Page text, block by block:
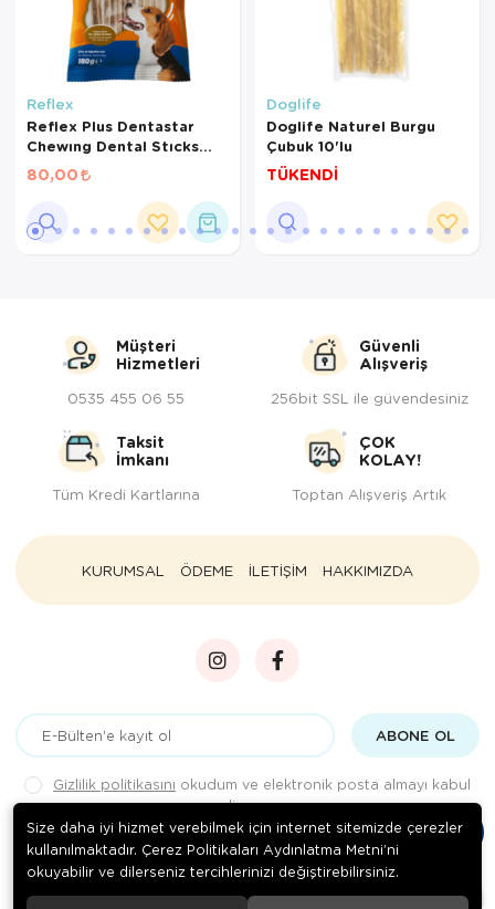
Reflex
Reflex Plus Dentastar
Chewıng Dental Stıcks
Medıum 180g
80,00
Doglife
Doglife Naturel Burgu
Çubuk 10'lu
TÜKENDİ
Müşteri
Hizmetleri
0535 455 06 55
Güvenli
Alışveriş
256bit SSL ile güvendesiniz
Taksit
İmkanı
Tüm Kredi Kartlarına
ÇOK
KOLAY!
Toptan Alışveriş Artık
KURUMSAL ÖDEME İLETİŞİM HAKKIMIZDA
ABONE OL
Gizlilik politikasını okudum ve elektronik posta almayı kabul
ediyorum.
. Tüm hakları saklıdır.
Size daha iyi hizmet verebilmek için internet sitemizde çerezler
kullanılmaktadır. Çerez Politikaları Aydınlatma Metni’ni
okuyabilir ve dilerseniz tercihlerinizi değiştirebilirsiniz.